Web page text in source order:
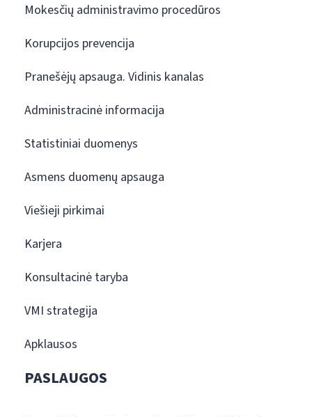
Mokesčių administravimo procedūros
Korupcijos prevencija
Pranešėjų apsauga. Vidinis kanalas
Administracinė informacija
Statistiniai duomenys
Asmens duomenų apsauga
Viešieji pirkimai
Karjera
Konsultacinė taryba
VMI strategija
Apklausos
PASLAUGOS